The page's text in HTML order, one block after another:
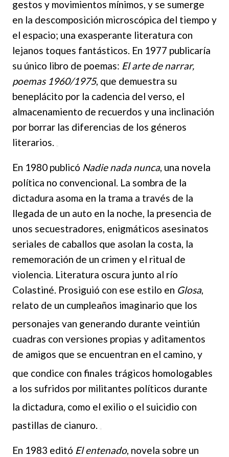
gestos y movimientos mínimos, y se sumerge
en la descomposición microscópica del tiempo y
el espacio; una exasperante literatura con
lejanos toques fantásticos. En 1977 publicaría
su único libro de poemas: El arte de narrar,
poemas 1960/1975, que demuestra su
beneplácito por la cadencia del verso, el
almacenamiento de recuerdos y una inclinación
por borrar las diferencias de los géneros
literarios.
En 1980 publicó Nadie nada nunca, una novela
política no convencional. La sombra de la
dictadura asoma en la trama a través de la
llegada de un auto en la noche, la presencia de
unos secuestradores, enigmáticos asesinatos
seriales de caballos que asolan la costa, la
rememoración de un crimen y el ritual de
violencia. Literatura oscura junto al río
Colastiné. Prosiguió con ese estilo en Glosa,
relato de un cumpleaños imaginario que los
personajes van generando durante veintiún
cuadras con versiones propias y aditamentos
de amigos que se encuentran en el camino, y
que condice con finales trágicos homologables
a los sufridos por militantes políticos durante
la dictadura, como el exilio o el suicidio con
pastillas de cianuro.
En 1983 editó El entenado, novela sobre un